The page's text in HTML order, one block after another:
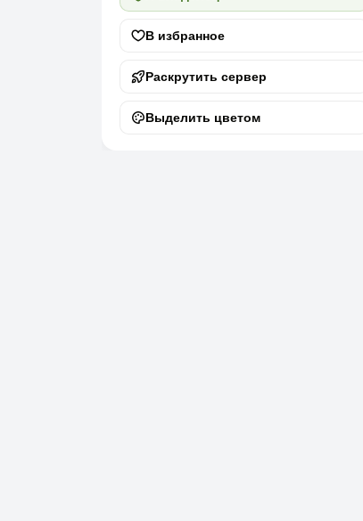
В избранное
Раскрутить сервер
Выделить цветом